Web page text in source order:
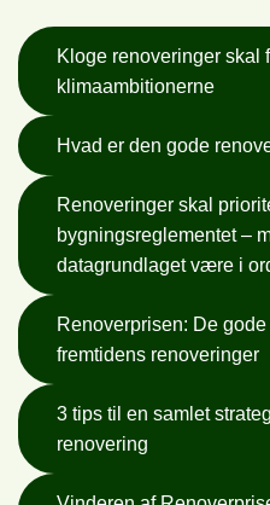
Kloge renoveringer skal
klimaambitionerne
Hvad er den gode
Renoveringer skal
bygningsreglementet –
datagrundlaget være i
Renoverprisen: De
fremtidens renoveringer
3 tips til en samlet
renovering